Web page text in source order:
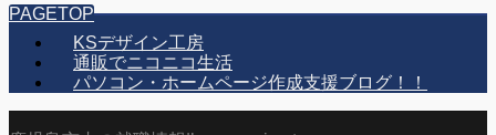
PAGETOP
KSデザイン工房
通販でニコニコ生活
パソコン・ホームページ作成支援ブログ！！